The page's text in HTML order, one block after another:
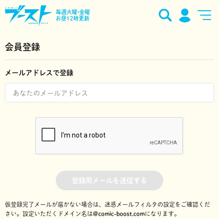
毎週火曜•金曜
お昼12時更新
会員登録
メールアドレスで登録
登録用メールを送信する
仮登録完了メールが届かない場合は、迷惑メールフィルタの設定をご確認くだ
さい。 設定いただくドメイン名は@comic-boost.comになります。